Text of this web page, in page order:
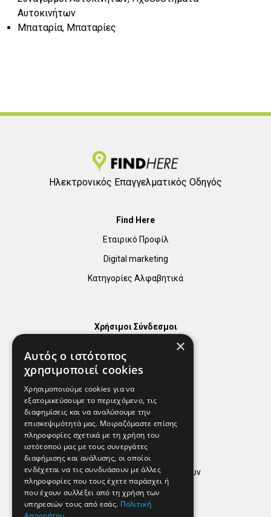
Αυτοκινήτων
Μπαταρία, Μπαταρίες
Ηλεκτρονικός Επαγγελματικός Οδηγός
Find Here
Εταιρικό Προφίλ
Digital marketing
Κατηγορίες Αλφαβητικά
Χρήσιμοι Σύνδεσμοι
Χρήσιμα Τηλέφωνα
Εφημερεύοντα Φαρμακεία
Απόρρητο
Όροι Χρήσης
Πολιτική προστασίας δεδομένων
Findhere
×
Αυτός ο ιστότοπος
χρησιμοποιεί cookies
Χρησιμοποιούμε cookies για να
εξατομικεύσουμε το περιεχόμενο, τις
διαφημίσεις και να αναλύσουμε την
επισκεψιμότητά μας. Μοιραζόμαστε επίσης
πληροφορίες σχετικά με τη χρήση του
ιστότοπού μας με τους συνεργάτες
διαφήμισης και ανάλυσης, οι οποίοι
ενδέχεται να τις συνδυάσουν με άλλες
πληροφορίες που τους έχετε παράσχει ή
που έχουν συλλέξει από τη χρήση των
υπηρεσιών τους από εσάς. Πολιτική